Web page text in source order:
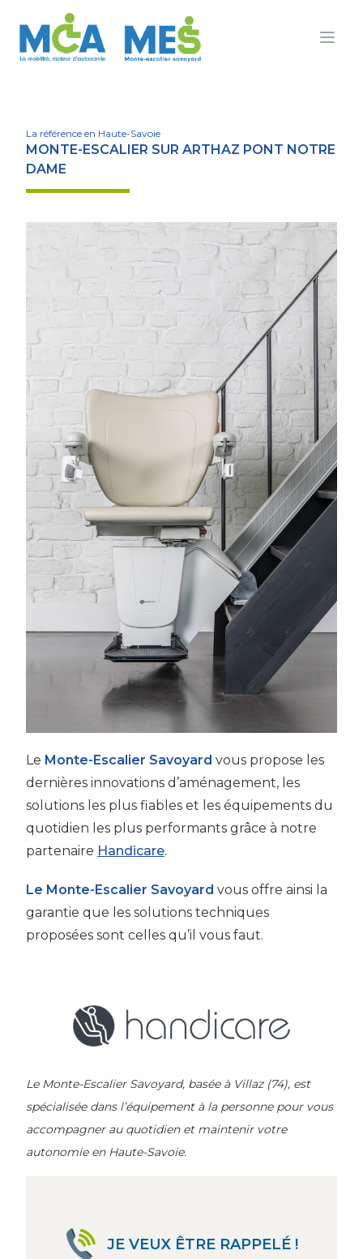
La référence en Haute-Savoie
MONTE-ESCALIER SUR ARTHAZ PONT NOTRE
DAME
Le Monte-Escalier Savoyard vous propose les
dernières innovations d’aménagement, les
solutions les plus fiables et les équipements du
quotidien les plus performants grâce à notre
partenaire Handicare.
Le Monte-Escalier Savoyard vous offre ainsi la
garantie que les solutions techniques
proposées sont celles qu’il vous faut.
Le Monte-Escalier Savoyard, basée à Villaz (74), est
spécialisée dans l’équipement à la personne pour vous
accompagner au quotidien et maintenir votre
autonomie en Haute-Savoie.
JE VEUX ÊTRE RAPPELÉ !